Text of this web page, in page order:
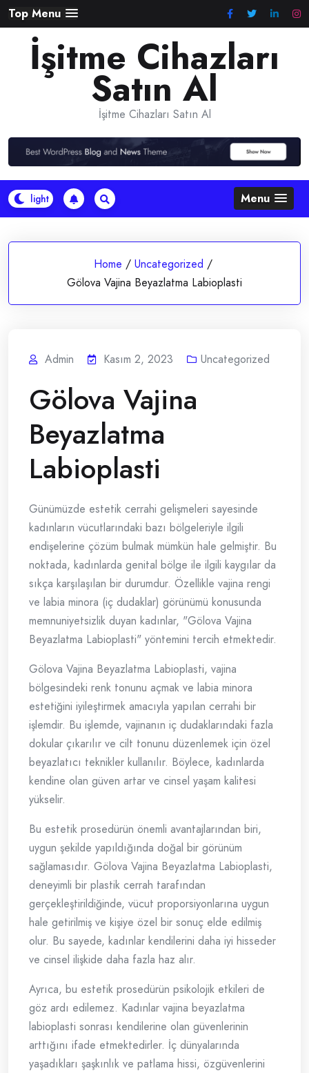
Skip
to
content
Top Menu
İşitme Cihazları
Satın Al
İşitme Cihazları Satın Al
Menu
Home / Uncategorized /
Gölova Vajina Beyazlatma Labioplasti
Admin Kasım 2, 2023 Uncategorized
Gölova Vajina
Beyazlatma
Labioplasti
Günümüzde estetik cerrahi gelişmeleri sayesinde
kadınların vücutlarındaki bazı bölgeleriyle ilgili
endişelerine çözüm bulmak mümkün hale gelmiştir. Bu
noktada, kadınlarda genital bölge ile ilgili kaygılar da
sıkça karşılaşılan bir durumdur. Özellikle vajina rengi
ve labia minora (iç dudaklar) görünümü konusunda
memnuniyetsizlik duyan kadınlar, "Gölova Vajina
Beyazlatma Labioplasti" yöntemini tercih etmektedir.
Gölova Vajina Beyazlatma Labioplasti, vajina
bölgesindeki renk tonunu açmak ve labia minora
estetiğini iyileştirmek amacıyla yapılan cerrahi bir
işlemdir. Bu işlemde, vajinanın iç dudaklarındaki fazla
dokular çıkarılır ve cilt tonunu düzenlemek için özel
beyazlatıcı teknikler kullanılır. Böylece, kadınlarda
kendine olan güven artar ve cinsel yaşam kalitesi
yükselir.
Bu estetik prosedürün önemli avantajlarından biri,
uygun şekilde yapıldığında doğal bir görünüm
sağlamasıdır. Gölova Vajina Beyazlatma Labioplasti,
deneyimli bir plastik cerrah tarafından
gerçekleştirildiğinde, vücut proporsiyonlarına uygun
hale getirilmiş ve kişiye özel bir sonuç elde edilmiş
olur. Bu sayede, kadınlar kendilerini daha iyi hisseder
ve cinsel ilişkide daha fazla haz alır.
Ayrıca, bu estetik prosedürün psikolojik etkileri de
göz ardı edilemez. Kadınlar vajina beyazlatma
labioplasti sonrası kendilerine olan güvenlerinin
arttığını ifade etmektedirler. İç dünyalarında
yaşadıkları şaşkınlık ve patlama hissi, özgüvenlerini